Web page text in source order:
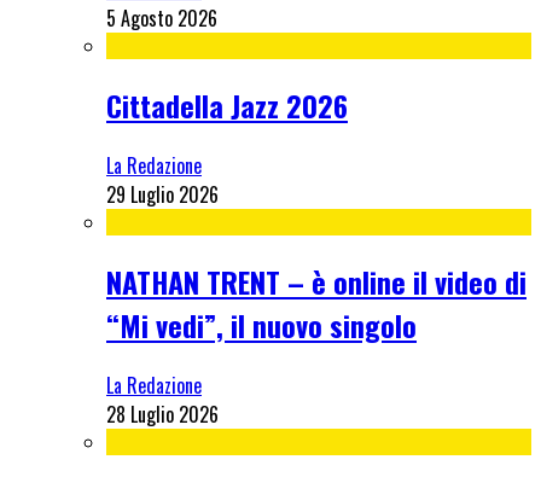
5 Agosto 2026
Cittadella Jazz 2026
La Redazione
29 Luglio 2026
NATHAN TRENT – è online il video di
“Mi vedi”, il nuovo singolo
La Redazione
28 Luglio 2026